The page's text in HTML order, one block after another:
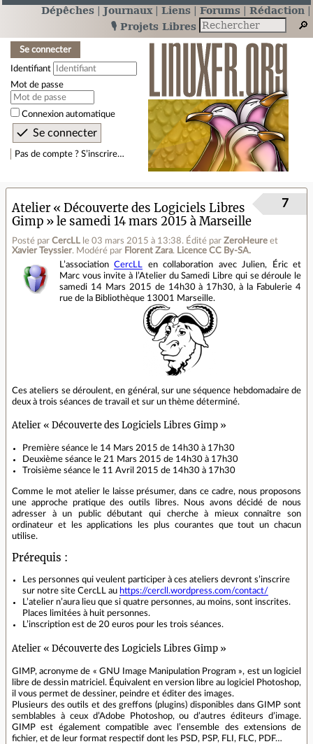
Dépêches Journaux Liens Forums
Rédaction
🎙️ Projets Libres
Se connecter
Identifiant
Mot de passe
Connexion automatique
Pas de compte ? S’inscrire…
Atelier « Découverte des Logiciels Libres
Gimp » le samedi 14 mars 2015 à Marseille
Posté par CercLL le 03 mars 2015 à 13:38. Édité par ZeroHeure et
Xavier Teyssier. Modéré par Florent Zara. Licence CC By‑SA.
7
L’associationCercLL
en collaboration avec Julien, Éric et
Marc vous invite à l’Atelier du Samedi Libre qui se déroule le
samedi 14 Mars 2015 de 14h30 à 17h30, à la Fabulerie 4
rue de la Bibliothèque 13001 Marseille.
Ces ateliers se déroulent, en général, sur une séquence hebdomadaire de
deux à trois séances de travail et sur un thème déterminé.
Atelier « Découverte des Logiciels Libres Gimp »
Première séance le 14 Mars 2015 de 14h30 à 17h30
Deuxième séance le 21 Mars 2015 de 14h30 à 17h30
Troisième séance le 11 Avril 2015 de 14h30 à 17h30
Comme le mot atelier le laisse présumer, dans ce cadre, nous proposons
une approche pratique des outils libres. Nous avons décidé de nous
adresser à un public débutant qui cherche à mieux connaître son
ordinateur et les applications les plus courantes que tout un chacun
utilise.
Prérequis :
Les personnes qui veulent participer à ces ateliers devront s’inscrire
sur notre site CercLL au https://cercll.wordpress.com/contact/
L’atelier n’aura lieu que si quatre personnes, au moins, sont inscrites.
Places limitées à huit personnes.
L’inscription est de 20 euros pour les trois séances.
Atelier « Découverte des Logiciels Libres Gimp »
GIMP, acronyme de « GNU Image Manipulation Program », est un logiciel
libre de dessin matriciel. Équivalent en version libre au logiciel Photoshop,
il vous permet de dessiner, peindre et éditer des images.
Plusieurs des outils et des greffons (plugins) disponibles dans GIMP sont
semblables à ceux d’Adobe Photoshop, ou d’autres éditeurs d’image.
GIMP est également compatible avec l’ensemble des extensions de
fichier, et de leur format respectif dont les PSD, PSP, FLI, FLC, PDF…